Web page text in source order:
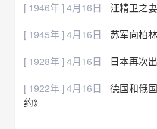
[ 1946年 ] 4月16日
汪精卫之
[ 1945年 ] 4月16日
苏军向柏
[ 1928年 ] 4月16日
日本再次
[ 1922年 ] 4月16日
德国和俄
约》